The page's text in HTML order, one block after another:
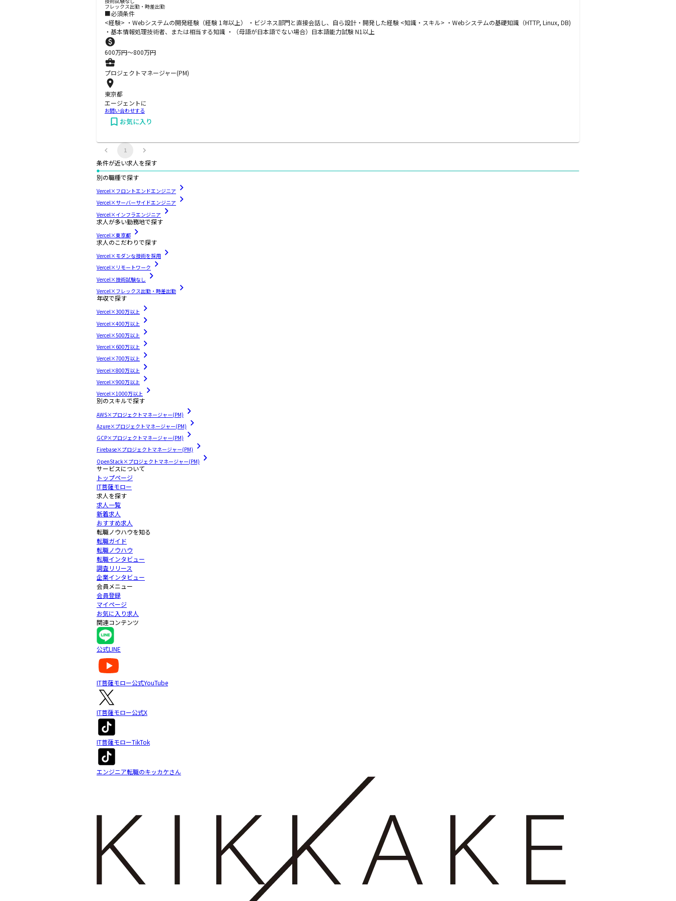
フレックス出勤・時差出勤
■必須条件
<経験> ・Webシステムの開発経験（経験 1年以上） ・ビジネス部門と直接会話し、自ら設計・開発した経験 <知識・スキル> ・Webシステムの基礎知識（HTTP, Linux, DB)
・基本情報処理技術者、または相当する知識 ・（母語が日本語でない場合）日本語能力試験 N1以上
600万円〜800万円
プロジェクトマネージャー(PM)
東京都
エージェントに
お問い合わせする
お気に入り
1
条件が近い求人を探す
別の職種で探す
Vercel×フロントエンドエンジニア
Vercel×サーバーサイドエンジニア
Vercel×インフラエンジニア
求人が多い勤務地で探す
Vercel×東京都
求人のこだわりで探す
Vercel×モダンな技術を採用
Vercel×リモートワーク
Vercel×技術試験なし
Vercel×フレックス出勤・時差出勤
年収で探す
Vercel×300万以上
Vercel×400万以上
Vercel×500万以上
Vercel×600万以上
Vercel×700万以上
Vercel×800万以上
Vercel×900万以上
Vercel×1000万以上
別のスキルで探す
AWS×プロジェクトマネージャー(PM)
Azure×プロジェクトマネージャー(PM)
GCP×プロジェクトマネージャー(PM)
Firebase×プロジェクトマネージャー(PM)
OpenStack×プロジェクトマネージャー(PM)
サービスについて
トップページ
IT菩薩モロー
求人を探す
求人一覧
新着求人
おすすめ求人
転職ノウハウを知る
転職ガイド
転職ノウハウ
転職インタビュー
調査リリース
企業インタビュー
会員メニュー
会員登録
マイページ
お気に入り求人
関連コンテンツ
公式LINE
IT菩薩モロー公式YouTube
IT菩薩モロー公式X
IT菩薩モローTikTok
エンジニア転職のキッカケさん